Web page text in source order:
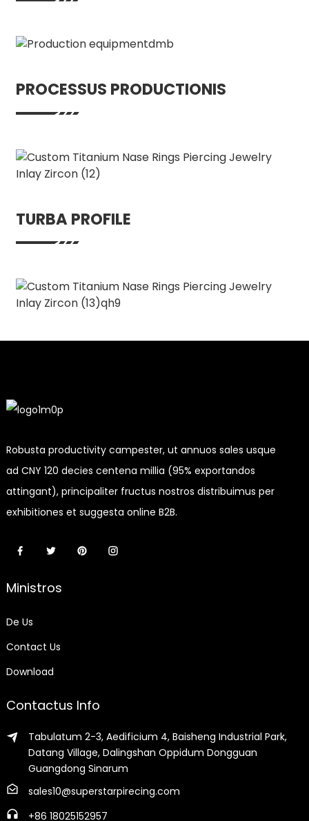
PROCESSUS PRODUCTIONIS
TURBA PROFILE
Robusta productivity campester, ut annuos sales usque
ad CNY 120 decies centena millia (95% exportandos
attingant), principaliter fructus nostros distribuimus per
exhibitiones et suggesta online B2B.
Ministros
De Us
Contact Us
Download
Contactus Info
Tabulatum 2-3, Aedificium 4, Baisheng Industrial Park,
Datang Village, Dalingshan Oppidum Dongguan
Guangdong Sinarum
sales10@superstarpirecing.com
+86 18025152957